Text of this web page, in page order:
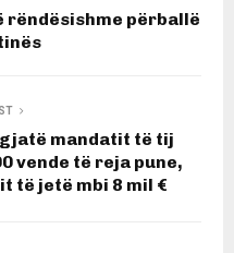
rëndësishme përballë
gjatë mandatit të tij
vende të reja pune,
të jetë mbi 8 mil €